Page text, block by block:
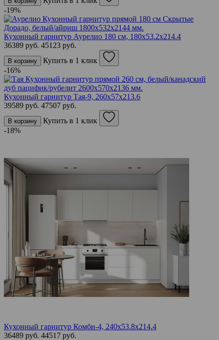
-19%
Кухонный гарнитур Аурелио 180 см, 180х53.2х214.4
36389 руб. 45123 руб.
В корзину
Купить в 1 клик
-16%
Кухонный гарнитур Тая-9, 260х57х213.6
39589 руб. 47507 руб.
В корзину
Купить в 1 клик
-18%
Кухонный гарнитур Комби-4, 240х53.8х214.4
36489 руб. 44517 руб.